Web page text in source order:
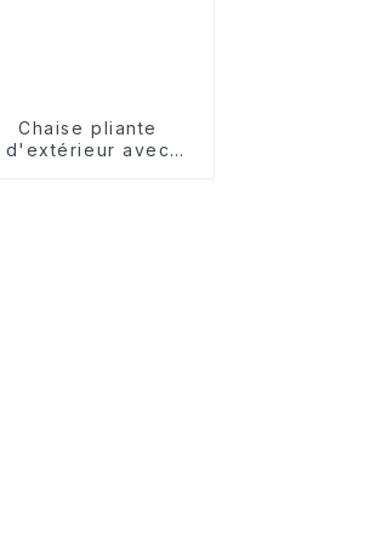
Chaise pliante
d'extérieur avec